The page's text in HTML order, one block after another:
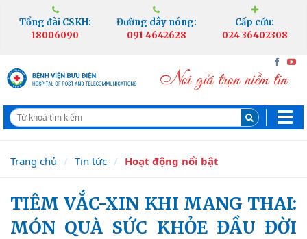
Tổng đài CSKH:
18006090
Đường dây nóng:
091 4642628
Cấp cứu:
024 36402308
Trang chủ Tin tức Hoạt động nổi bật
TIÊM VẮC-XIN KHI MANG THAI:
MÓN QUÀ SỨC KHỎE ĐẦU ĐỜI